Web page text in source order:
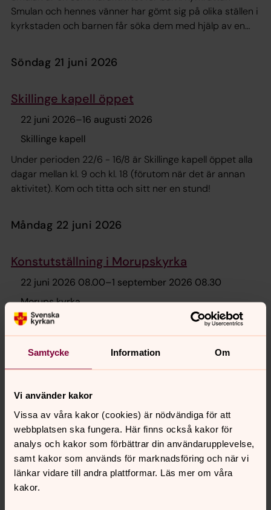
Samtycke Information Om
Vi använder kakor
Vissa av våra kakor (cookies) är nödvändiga för att
webbplatsen ska fungera. Här finns också kakor för
analys och kakor som förbättrar din användarupplevelse,
samt kakor som används för marknadsföring och när vi
länkar vidare till andra plattformar. Läs mer om våra
kakor.
Smulan och hennes vänner har gömt sig på olika ställen i
kyrkstaden och barnen får söka dem med hjälp av en
arbetsperiod och dagtid kan barnen få en pin när de
söndag 21 juni 2026
Skillinge kapell öppet
22 juni 2026–16 augusti 2026
Skillinge kapell
Under perioden 22/6 - 16/8 är Skillinge kapell öppet alla
dagar mellan kl. 9 och kl. 18 (förutom när det är annan
aktivitet). Kom och titta och sitt ner en stund!
måndag 22 juni 2026
Konstutställning i Morupskyrka
22 juni 2026 08.00–1 september 2026 08.30
Morups kyrka
Konstnärsfotograf Christina Stenman ställer ut sin
fotokonst i Morups kyrka mellan midsommarhelgen och
fram till september. Fotografier som sträcker sig från
natur till stadsmiljöer, från Haverdal till Morup - Intryck
22 juni 2026 11.00 – 3 september 2026 15.00
Heliga Trefaldighetskyrkan, församlingshem
Helgas Kafé stängt från 22/6 - 3/9 Öppnar vi igen